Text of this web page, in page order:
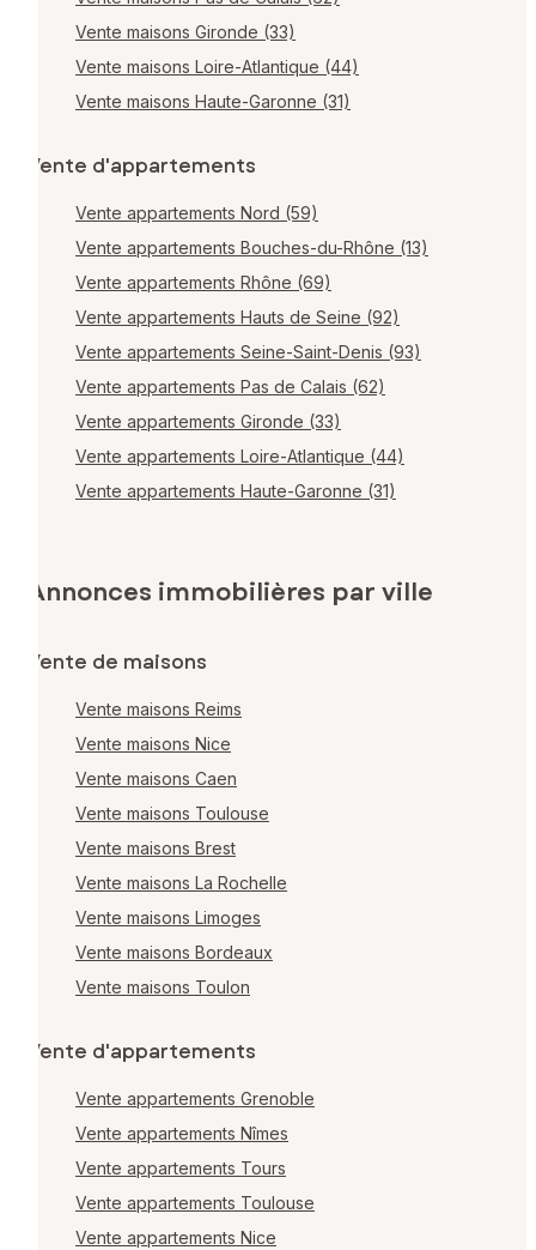
Vente maisons Gironde (33)
Vente maisons Loire-Atlantique (44)
Vente maisons Haute-Garonne (31)
Vente d'appartements
Vente appartements Nord (59)
Vente appartements Bouches-du-Rhône (13)
Vente appartements Rhône (69)
Vente appartements Hauts de Seine (92)
Vente appartements Seine-Saint-Denis (93)
Vente appartements Pas de Calais (62)
Vente appartements Gironde (33)
Vente appartements Loire-Atlantique (44)
Vente appartements Haute-Garonne (31)
Annonces immobilières par ville
Vente de maisons
Vente maisons Reims
Vente maisons Nice
Vente maisons Caen
Vente maisons Toulouse
Vente maisons Brest
Vente maisons La Rochelle
Vente maisons Limoges
Vente maisons Bordeaux
Vente maisons Toulon
Vente d'appartements
Vente appartements Grenoble
Vente appartements Nîmes
Vente appartements Tours
Vente appartements Toulouse
Vente appartements Nice